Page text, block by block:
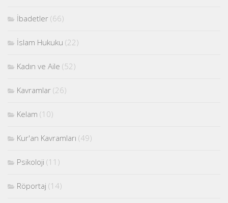
İbadetler (66)
İslam Hukuku (22)
Kadın ve Aile (52)
Kavramlar (26)
Kelam (10)
Kur'an Kavramları (49)
Psikoloji (11)
Röportaj (14)